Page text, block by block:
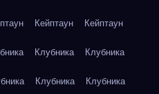
Кейптаун Кейптаун
Клубника Клубника
Клубника Клубника